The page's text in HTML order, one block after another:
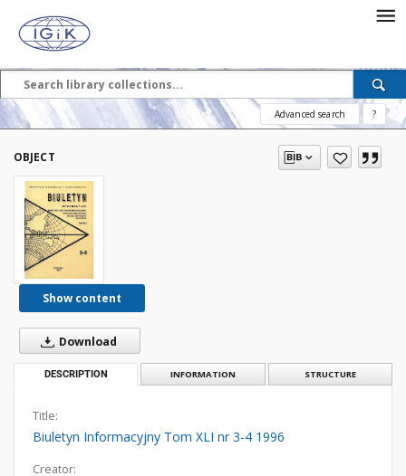
Advanced search ?
OBJECT
Show content
Download
DESCRIPTION INFORMATION STRUCTURE
Title:
Biuletyn Informacyjny Tom XLI nr 3-4 1996
Creator: